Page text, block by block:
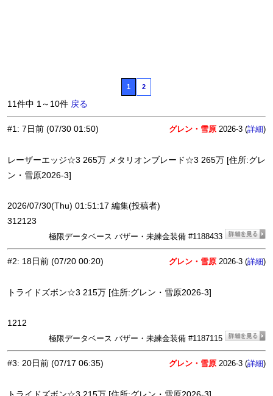
1 2
11件中 1～10件 戻る
#1: 7日前 (07/30 01:50) グレン・雪原 2026-3 (詳細)
レーザーエッジ☆3 265万 メタリオンブレード☆3 265万 [住所:グレ
ン・雪原2026-3]
2026/07/30(Thu) 01:51:17 編集(投稿者)
312123
極限データベース バザー・未練金装備 #1188433
#2: 18日前 (07/20 00:20) グレン・雪原 2026-3 (詳細)
トライドズボン☆3 215万 [住所:グレン・雪原2026-3]
1212
極限データベース バザー・未練金装備 #1187115
#3: 20日前 (07/17 06:35) グレン・雪原 2026-3 (詳細)